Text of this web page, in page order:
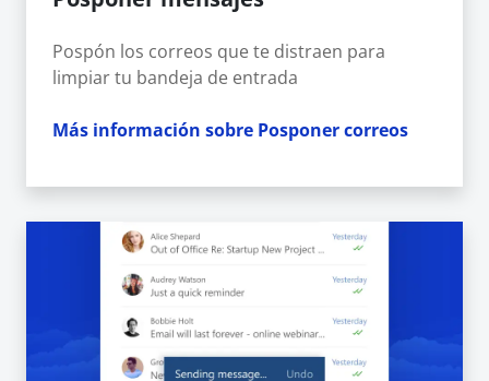
Pospón los correos que te distraen para
limpiar tu bandeja de entrada
Más información sobre Posponer correos